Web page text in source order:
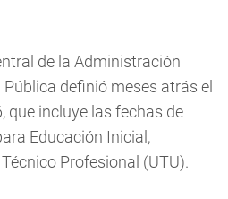
de la Administración
definió meses atrás el
que incluye las fechas de
Educación Inicial,
Profesional (UTU).